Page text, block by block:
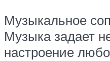
Музыкальное
Музыка задает
настроение